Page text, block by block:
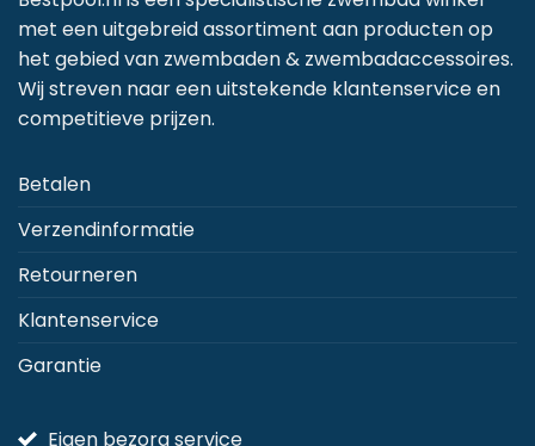
optie
kan
gekozen
worden
met een uitgebreid assortiment aan producten op
het gebied van zwembaden & zwembadaccessoires.
Wij streven naar een uitstekende klantenservice en
competitieve prijzen.
Betalen
Verzendinformatie
Retourneren
Klantenservice
Garantie
Eigen bezorg service